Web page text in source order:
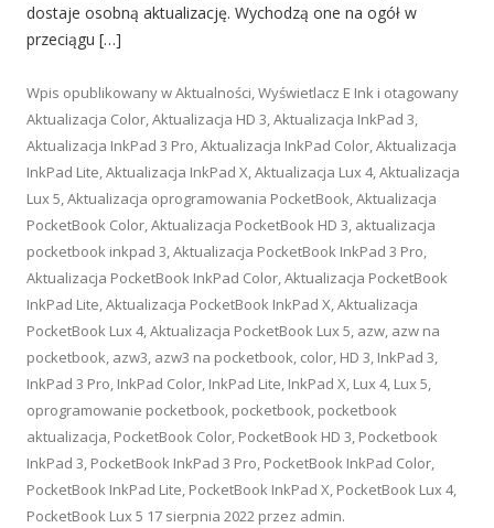
dostaje osobną aktualizację. Wychodzą one na ogół w
przeciągu […]
Wpis opublikowany wAktualności,Wyświetlacz E Ink i otagowany
Aktualizacja Color,Aktualizacja HD 3,Aktualizacja InkPad 3,
Aktualizacja InkPad 3 Pro,Aktualizacja InkPad Color,Aktualizacja
InkPad Lite,Aktualizacja InkPad X,Aktualizacja Lux 4,Aktualizacja
Lux 5,Aktualizacja oprogramowania PocketBook,Aktualizacja
PocketBook Color,Aktualizacja PocketBook HD 3, aktualizacja
pocketbook inkpad 3,Aktualizacja PocketBook InkPad 3 Pro,
Aktualizacja PocketBook InkPad Color,Aktualizacja PocketBook
InkPad Lite,Aktualizacja PocketBook InkPad X,Aktualizacja
PocketBook Lux 4,Aktualizacja PocketBook Lux 5, azw, azw na
pocketbook, azw3, azw3 na pocketbook, color, HD 3, InkPad 3,
InkPad 3 Pro, InkPad Color, InkPad Lite, InkPad X, Lux 4, Lux 5,
oprogramowanie pocketbook, pocketbook, pocketbook
aktualizacja, PocketBook Color, PocketBook HD 3, Pocketbook
InkPad 3, PocketBook InkPad 3 Pro, PocketBook InkPad Color,
PocketBook InkPad Lite, PocketBook InkPad X, PocketBook Lux 4,
PocketBook Lux 5 17 sierpnia 2022 przez admin.